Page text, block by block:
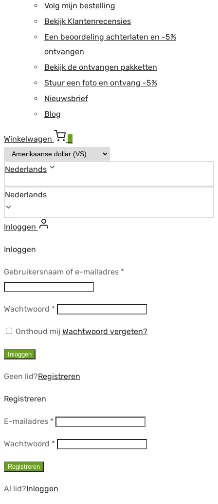
Volg mijn bestelling
Bekijk Klantenrecensies
Een beoordeling achterlaten en -5%
ontvangen
Bekijk de ontvangen pakketten
Stuur een foto en ontvang -5%
Nieuwsbrief
Blog
Winkelwagen
Nederlands
Nederlands
Inloggen
Inloggen
Gebruikersnaam of e-mailadres *Vereist
Wachtwoord *Vereist
Onthoud mij Wachtwoord vergeten?
Inloggen
Geen lid?Registreren
Registreren
E-mailadres *Vereist
Wachtwoord *Vereist
Registreren
Al lid?Inloggen